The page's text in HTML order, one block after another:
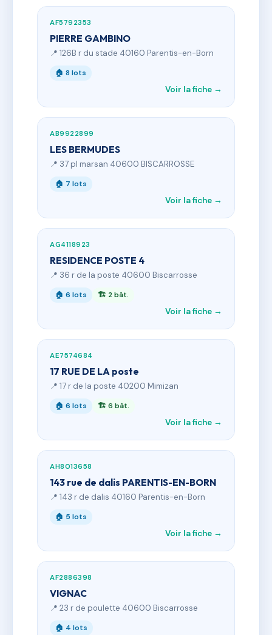
AF5792353
PIERRE GAMBINO
📍 126B r du stade 40160 Parentis-en-Born
🏠 8 lots
Voir la fiche →
AB9922899
LES BERMUDES
📍 37 pl marsan 40600 BISCARROSSE
🏠 7 lots
Voir la fiche →
AG4118923
RESIDENCE POSTE 4
📍 36 r de la poste 40600 Biscarrosse
🏠 6 lots 🏗 2 bât.
Voir la fiche →
AE7574684
17 RUE DE LA poste
📍 17 r de la poste 40200 Mimizan
🏠 6 lots 🏗 6 bât.
Voir la fiche →
AH8013658
143 rue de dalis PARENTIS-EN-BORN
📍 143 r de dalis 40160 Parentis-en-Born
🏠 5 lots
Voir la fiche →
AF2886398
VIGNAC
📍 23 r de poulette 40600 Biscarrosse
🏠 4 lots